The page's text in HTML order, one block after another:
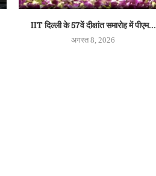
IIT दिल्ली के 57वें दीक्षांत समारोह में पीएम...
अगस्त 8, 2026